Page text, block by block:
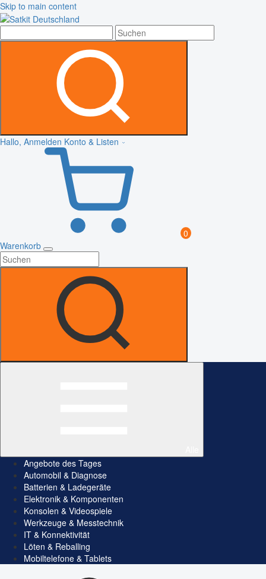
Skip to main content
Hallo, Anmelden Konto & Listen
0
Warenkorb
Angebote des Tages
Automobil & Diagnose
Batterien & Ladegeräte
Elektronik & Komponenten
Konsolen & Videospiele
Werkzeuge & Messtechnik
IT & Konnektivität
Löten & Reballing
Mobiltelefone & Tablets